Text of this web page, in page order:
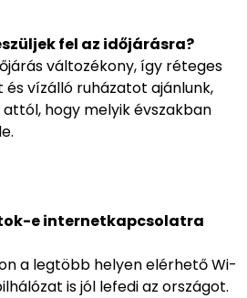
fel az időjárásra?
változékony, így réteges
vízálló ruházatot ajánlunk,
hogy melyik évszakban
e internetkapcsolatra
a legtöbb helyen elérhető Wi-
is jól lefedi az országot.